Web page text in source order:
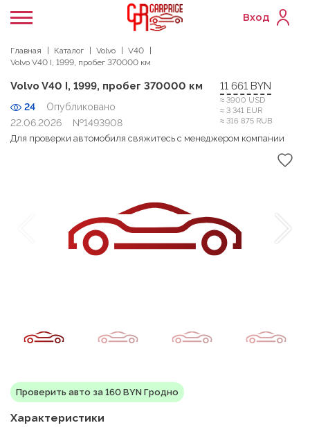
Вход
Главная Каталог Volvo
V40
Volvo V40 I, 1999, пробег 370000 км
Volvo V40 I, 1999, пробег 370000 км
24
Опубликовано
22.06.2026
№1493908
11 661 BYN
≈ 3900 USD
≈ 3 341 EUR
≈ 316 875 RUB
Для проверки автомобиля свяжитесь с менеджером компании
Проверить авто за 160 BYN Гродно
Характеристики